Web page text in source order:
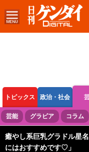
トピックス 政治・社会
ボートレース 競輪 オ
芸能 グラビア コラム
癒やし系巨乳グラドル星
にはおすすめです♡」